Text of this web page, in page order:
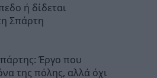
ή δίδεται
Σπάρτη
Έργο που
της πόλης, αλλά όχι